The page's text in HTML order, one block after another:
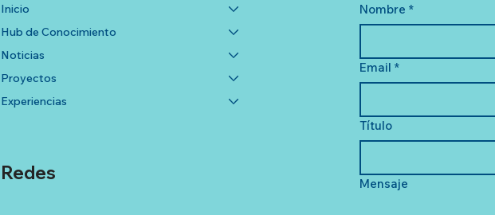
Redes
Inicio
Hub de Conocimiento
Noticias
Proyectos
Experiencias
Nombre *
Email *
Título
Mensaje